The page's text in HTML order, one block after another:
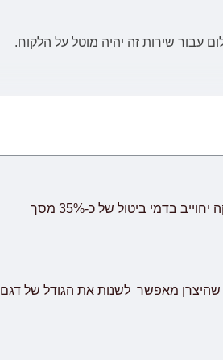
עבור שירות זה יהיה מוטל על הלקוח.
יתכנו עיכובים הקשורים לשילוח הימי בעת הזמנת מחו"ל, במידה וייחול עיכוב שאינו תלוי בספק, מועד האספקה יתארך בעוד 30 ימי עבודה ולא יחשב
ביטולים: במידה והינך מעוניין לבטל את ההזמנה ניתן לבטל תוך 24 שעות ללא דמי ביטול, לאחר מכן ביטול עסקה יחוייב בדמי ביטול של כ-35% מסך
שהיצרן מאפשר לשנות את הגודל של דגם